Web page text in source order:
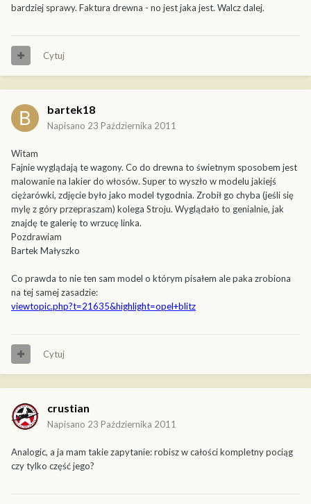
bardziej sprawy. Faktura drewna - no jest jaka jest. Walcz dalej.
Cytuj
bartek18
Napisano 23 Października 2011
Witam
Fajnie wyglądają te wagony. Co do drewna to świetnym sposobem jest
malowanie na lakier do włosów. Super to wyszło w modelu jakiejś
ciężarówki, zdjęcie było jako model tygodnia. Zrobił go chyba (jeśli się
mylę z góry przepraszam) kolega Stroju. Wyglądało to genialnie, jak
znajdę te galerię to wrzucę linka.
Pozdrawiam
Bartek Małyszko
Co prawda to nie ten sam model o którym pisałem ale paka zrobiona
na tej samej zasadzie:
viewtopic.php?t=21635&highlight=opel+blitz
Cytuj
crustian
Napisano 23 Października 2011
Analogic, a ja mam takie zapytanie: robisz w całości kompletny pociąg
czy tylko część jego?